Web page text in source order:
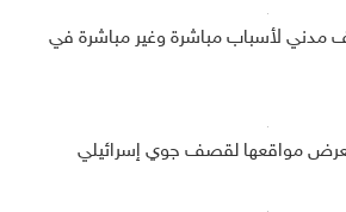
وإصابة 191 ألف مدني لأسباب مباشرة وغير مباشرة في
مواقعها لقصف جوي إسرائيلي